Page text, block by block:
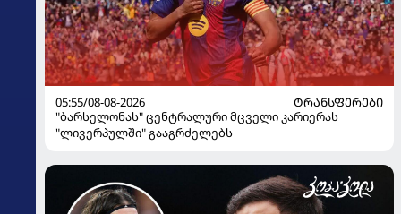
05:55/08-08-2026
ᲢᲠᲐᲜᲡᲤᲔᲠᲔᲑᲘ
"ბარსელონას" ცენტრალური მცველი კარიერას
"ლივერპულში" გააგრძელებს